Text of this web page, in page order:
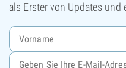
als Erster von Updates